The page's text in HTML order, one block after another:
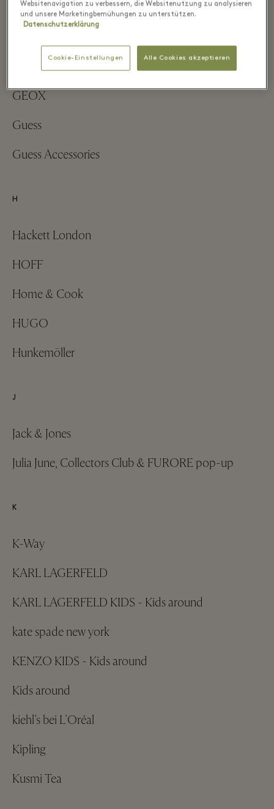
G-Star
Garcia
GEOX
Guess
Guess Accessories
H
Hackett London
HOFF
Home & Cook
HUGO
Hunkemöller
J
Jack & Jones
Julia June, Collectors Club & FURORE pop-up
K
K-Way
KARL LAGERFELD
KARL LAGERFELD KIDS - Kids around
kate spade new york
KENZO KIDS - Kids around
Kids around
kiehl's bei L'Oréal
Kipling
Kusmi Tea
Websitenavigation zu verbessern, die Websitenutzung zu analysieren
und unsere Marketingbemühungen zu unterstützen.
Datenschutzerklärung
Cookie-Einstellungen Alle Cookies akzeptieren